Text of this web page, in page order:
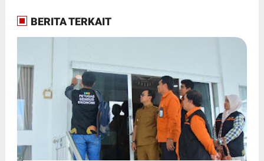
BERITA TERKAIT